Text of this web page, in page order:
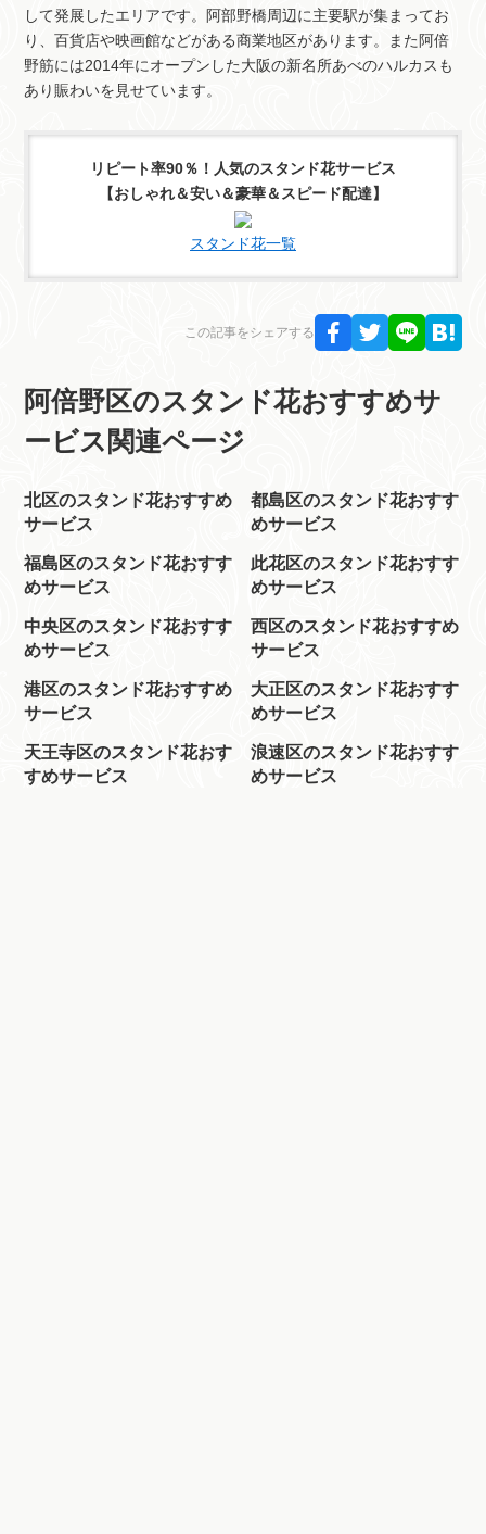
して発展したエリアです。阿部野橋周辺に主要駅が集まってお
り、百貨店や映画館などがある商業地区があります。また阿倍
野筋には2014年にオープンした大阪の新名所あべのハルカスも
あり賑わいを見せています。
リピート率90％！人気のスタンド花サービス
【おしゃれ＆安い＆豪華＆スピード配達】
スタンド花一覧
この記事をシェアする
阿倍野区のスタンド花おすすめサ
ービス関連ページ
北区のスタンド花おすすめ
サービス
都島区のスタンド花おすす
めサービス
福島区のスタンド花おすす
めサービス
此花区のスタンド花おすす
めサービス
中央区のスタンド花おすす
めサービス
西区のスタンド花おすすめ
サービス
港区のスタンド花おすすめ
サービス
大正区のスタンド花おすす
めサービス
天王寺区のスタンド花おす
すめサービス
浪速区のスタンド花おすす
めサービス